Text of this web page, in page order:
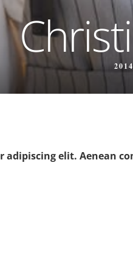
elit. Aenean